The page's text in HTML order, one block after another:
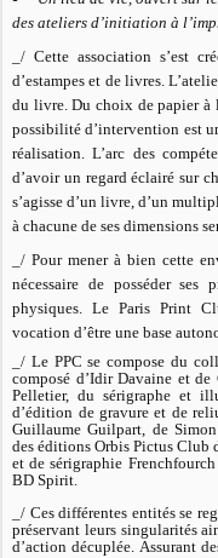
des ateliers d’initiation à
_/ Cette association s’est
d’estampes et de livres.
du livre. Du choix de papier à
possibilité d’intervention est
réalisation. L’arc des
d’avoir un regard éclairé sur
s’agisse d’un livre, d’un
à chacune de ses dimensions
_/ Pour mener à bien cette
nécessaire de posséder ses
physiques. Le Paris Print
vocation d’être une base
_/ Le PPC se compose du
composé d’Idir Davaine et
Pelletier, du sérigraphe et
d’édition de gravure et de
Guillaume Guilpart, de
des éditions Orbis Pictus Club
et de sérigraphie
BD Spirit.
_/ Ces différentes entités se
préservant leurs singularités
d’action décuplée. Assurant